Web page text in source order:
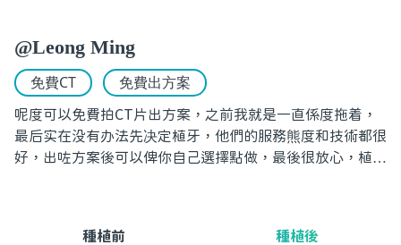
@Leong Ming
免費CT 免費出方案
呢度可以免費拍CT片出方案，之前我就是一直係度拖着，
最后实在没有办法先决定植牙，他們的服務熊度和技術都很
好，出咗方案後可以俾你自己選擇點做，最後很放心，植完
種植前 種植後